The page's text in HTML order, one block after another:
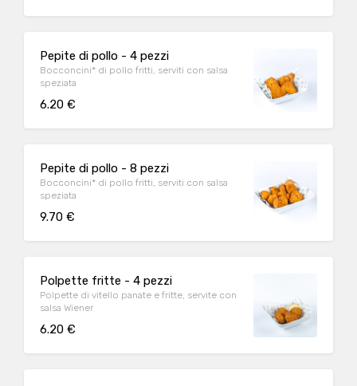
Pepite di pollo - 4 pezzi
Bocconcini* di pollo fritti, serviti con salsa
speziata
6.20 €
Pepite di pollo - 8 pezzi
Bocconcini* di pollo fritti, serviti con salsa
speziata
9.70 €
Polpette fritte - 4 pezzi
Polpette di vitello panate e fritte, servite con
salsa Wiener
6.20 €